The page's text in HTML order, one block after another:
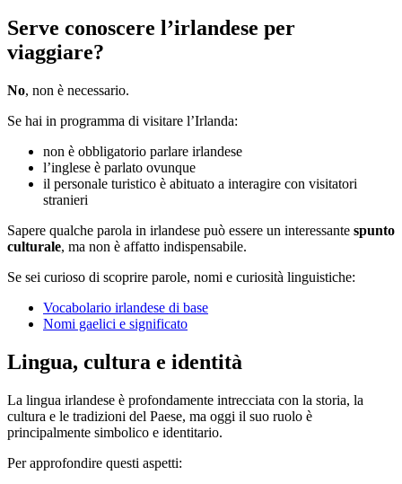
Serve conoscere l’irlandese per
viaggiare?
No, non è necessario.
Se hai in programma di visitare l’Irlanda:
non è obbligatorio parlare irlandese
l’inglese è parlato ovunque
il personale turistico è abituato a interagire con visitatori
stranieri
Sapere qualche parola in irlandese può essere un interessante spunto
culturale, ma non è affatto indispensabile.
Se sei curioso di scoprire parole, nomi e curiosità linguistiche:
Vocabolario irlandese di base
Nomi gaelici e significato
Lingua, cultura e identità
La lingua irlandese è profondamente intrecciata con la storia, la
cultura e le tradizioni del Paese, ma oggi il suo ruolo è
principalmente simbolico e identitario.
Per approfondire questi aspetti: